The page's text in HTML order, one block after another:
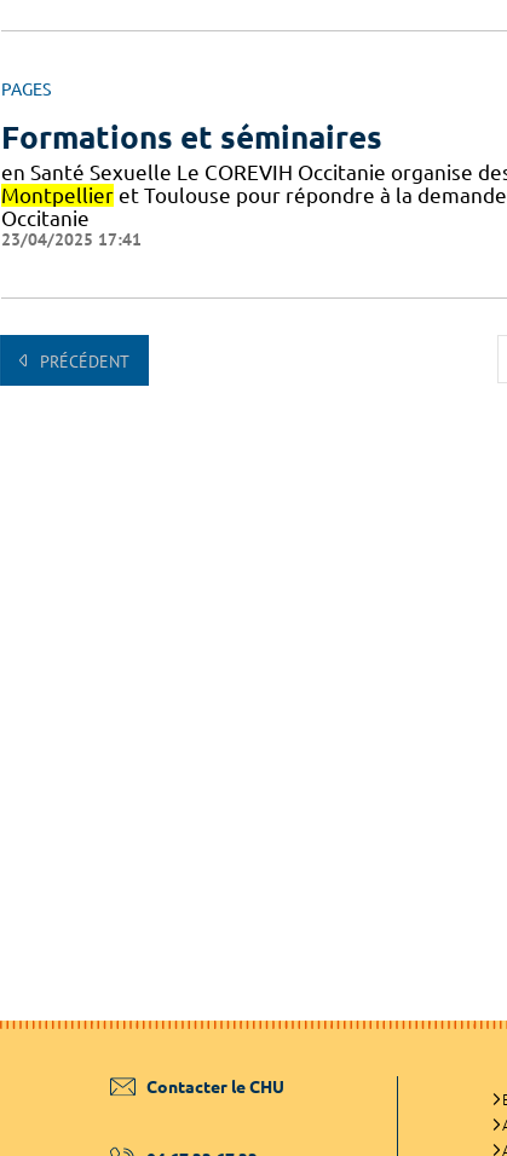
PAGES
Formations et séminaires
en Santé Sexuelle Le COREVIH Occitanie organise
Montpellieret Toulouse pour répondre à la
Occitanie
23/04/2025 17:41
PRÉCÉDENT
Contacter le CHU